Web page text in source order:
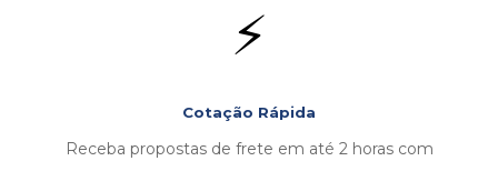
⚡
Cotação Rápida
Receba propostas de frete em até 2 horas com